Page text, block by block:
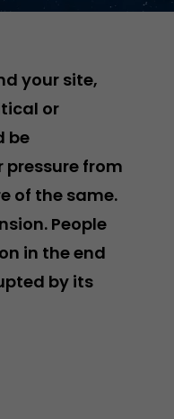
your site,
or
be
from
of the same.
People
in the end
by its